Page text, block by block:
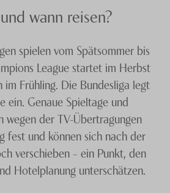
Fussball-Metropolen Europas
für eine ausgelassene Zeit
belohnen und ihnen
etwas Besonderes bieten? Oder
ein entspanntes
europäischen Metropole
Matchbesuch nur einer von
soll? Auch dafür istKnecht
wann reisen?
spielen vom Spätsommer bis
League startet im Herbst
im Frühling. Die Bundesliga legt
ein. Genaue Spieltage und
wegen der TV-Übertragungen
fest und können sich nach der
verschieben – ein Punkt, den
Hotelplanung unterschätzen.